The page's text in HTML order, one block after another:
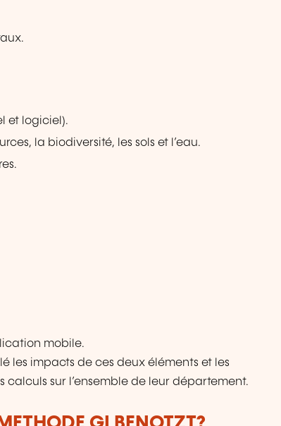
et logiciel).
la biodiversité, les sols et l’eau.
mobile.
les impacts de ces deux éléments et les
calculs sur l’ensemble de leur département.